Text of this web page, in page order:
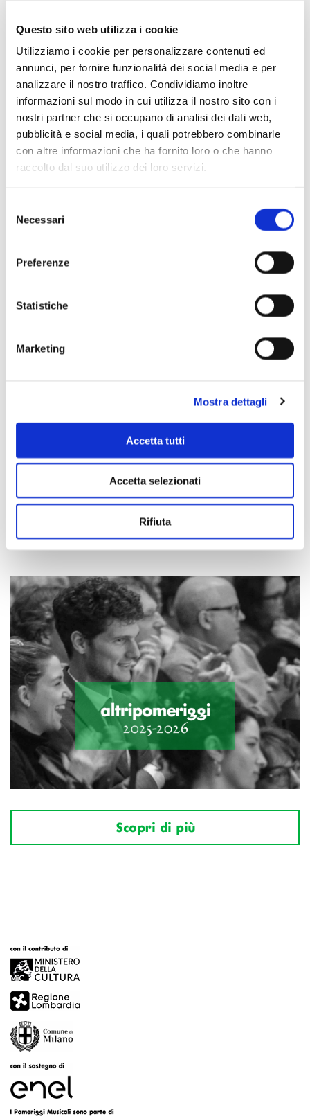
Questo sito web utilizza i cookie
Utilizziamo i cookie per personalizzare contenuti ed
annunci, per fornire funzionalità dei social media e per
analizzare il nostro traffico. Condividiamo inoltre
informazioni sul modo in cui utilizza il nostro sito con i
nostri partner che si occupano di analisi dei dati web,
pubblicità e social media, i quali potrebbero combinarle
con altre informazioni che ha fornito loro o che hanno
raccolto dal suo utilizzo dei loro servizi.
delNecessari
Preferenze
Statistiche
Marketing
Mostra dettagli
Accetta tutti
Accetta selezionati
Rifiuta
Scopri di più
Scopri di più